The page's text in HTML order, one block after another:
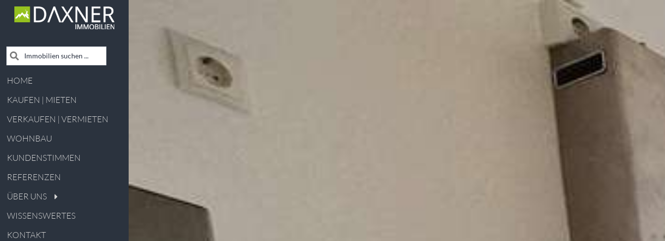
HOME
KAUFEN | MIETEN
VERKAUFEN | VERMIETEN
WOHNBAU
KUNDENSTIMMEN
REFERENZEN
ÜBER UNS
WISSENSWERTES
KONTAKT